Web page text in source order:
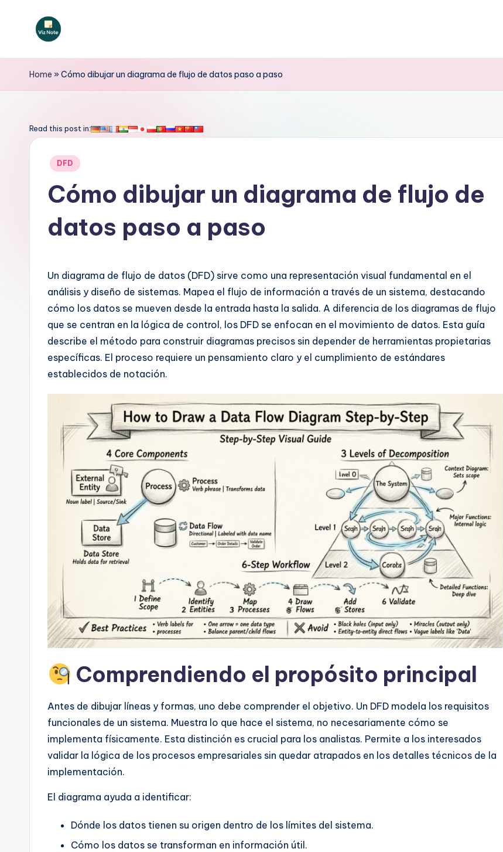
V
iz
o
is
A
ft
Home »Cómo dibujar un diagrama de flujo de datos paso a paso
Read this post in:
Publicado
DFD
Cómo dibujar un diagrama de flujo de
datos paso a paso
Un diagrama de flujo de datos (DFD) sirve como una representación visual fundamental en el
análisis y diseño de sistemas. Mapea el flujo de información a través de un sistema, destacando
cómo los datos se mueven desde la entrada hasta la salida. A diferencia de los diagramas de flujo
que se centran en la lógica de control, los DFD se enfocan en el movimiento de datos. Esta guía
describe el método para construir diagramas precisos sin depender de herramientas propietarias
específicas. El proceso requiere un pensamiento claro y el cumplimiento de estándares
establecidos de notación.
Comprendiendo el propósito principal
Antes de dibujar líneas y formas, uno debe comprender el objetivo. Un DFD modela los requisitos
funcionales de un sistema. Muestra lo que hace el sistema, no necesariamente cómo se
implementa físicamente. Esta distinción es crucial para los analistas. Permite a los interesados
validar la lógica de los procesos empresariales sin quedar atrapados en los detalles técnicos de la
implementación.
El diagrama ayuda a identificar:
Dónde los datos tienen su origen dentro de los límites del sistema.
Cómo los datos se transforman en información útil.